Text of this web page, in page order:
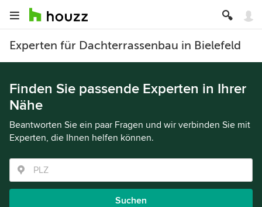
Experten für Dachterrassenbau in Bielefeld
Finden Sie passende Experten in Ihrer
Nähe
Beantworten Sie ein paar Fragen und wir verbinden Sie mit
Experten, die Ihnen helfen können.
Suchen